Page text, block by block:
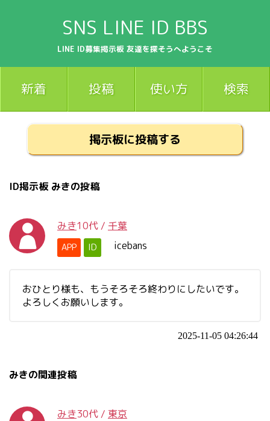
SNS LINE ID BBS
LINE ID募集掲示板 友達を探そうへようこそ
新着 投稿 使い方 検索
掲示板に投稿する
ID掲示板 みきの投稿
みき10代 / 千葉
APP ID icebans
おひとり様も、もうそろそろ終わりにしたいです。
よろしくお願いします。
2025-11-05 04:26:44
みきの関連投稿
みき30代 / 東京